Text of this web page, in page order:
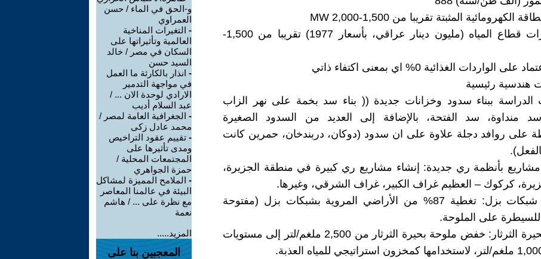
8-استثمارات قطاع المياه (مليون دينار عراقي، بأسعار 1977) تقريبا من 1,500-
هندسية رئيسية
الدراسة ببناء سدود وخزانات جديدة (( بناء سد بخمة على نهر الزاب
سد منداوة، سد الفتحة، بالإضافة إلى العديد من السدود الصغيرة
على روافد دجلة علاوة على ان سدود (دوكان، دربندخان، حمرين كانت
مشاريع بأنظمة ري جديدة: إنشاء مشاريع ري كبيرة في منطقة الجزيرة،
كركوك – العظيم غراف الكبير، غراف الشرقي، وغيرها.
3- انشاء شبكات بزل: تغطية 87% من الأراضي المروية بشبكات بزل (مفتوحة
على الملوحة.
4-تحلية بحيرة الثرثار: خفض ملوحة بحيرة الثرثار من 2,500 ملغم/لتر إلى مستويات
و-الحق في الماء / حسن
العمراوي
- التغيرات المناخية
العالمية وتأثيراتها على
السكان في مصر / خالد
السيد حسن
- انذار بالكارثة ما العمل
في مواجهة التدمير
الارادي لوحدة الان ... /
عبد السلام أديب
- الجغرافية العامة لمصر /
محمد عادل زكى
- تقييم عقود التراخيص
ومدى تأثيرها على
المجتمعات المحلية /
حمزة الجواهري
- الملامح المميزة لمشاكل
البيئة في عالمنا المعاصر
مع نظرة على ... / هاشم
نعمة
المزيد.....
المعجبين بنا على